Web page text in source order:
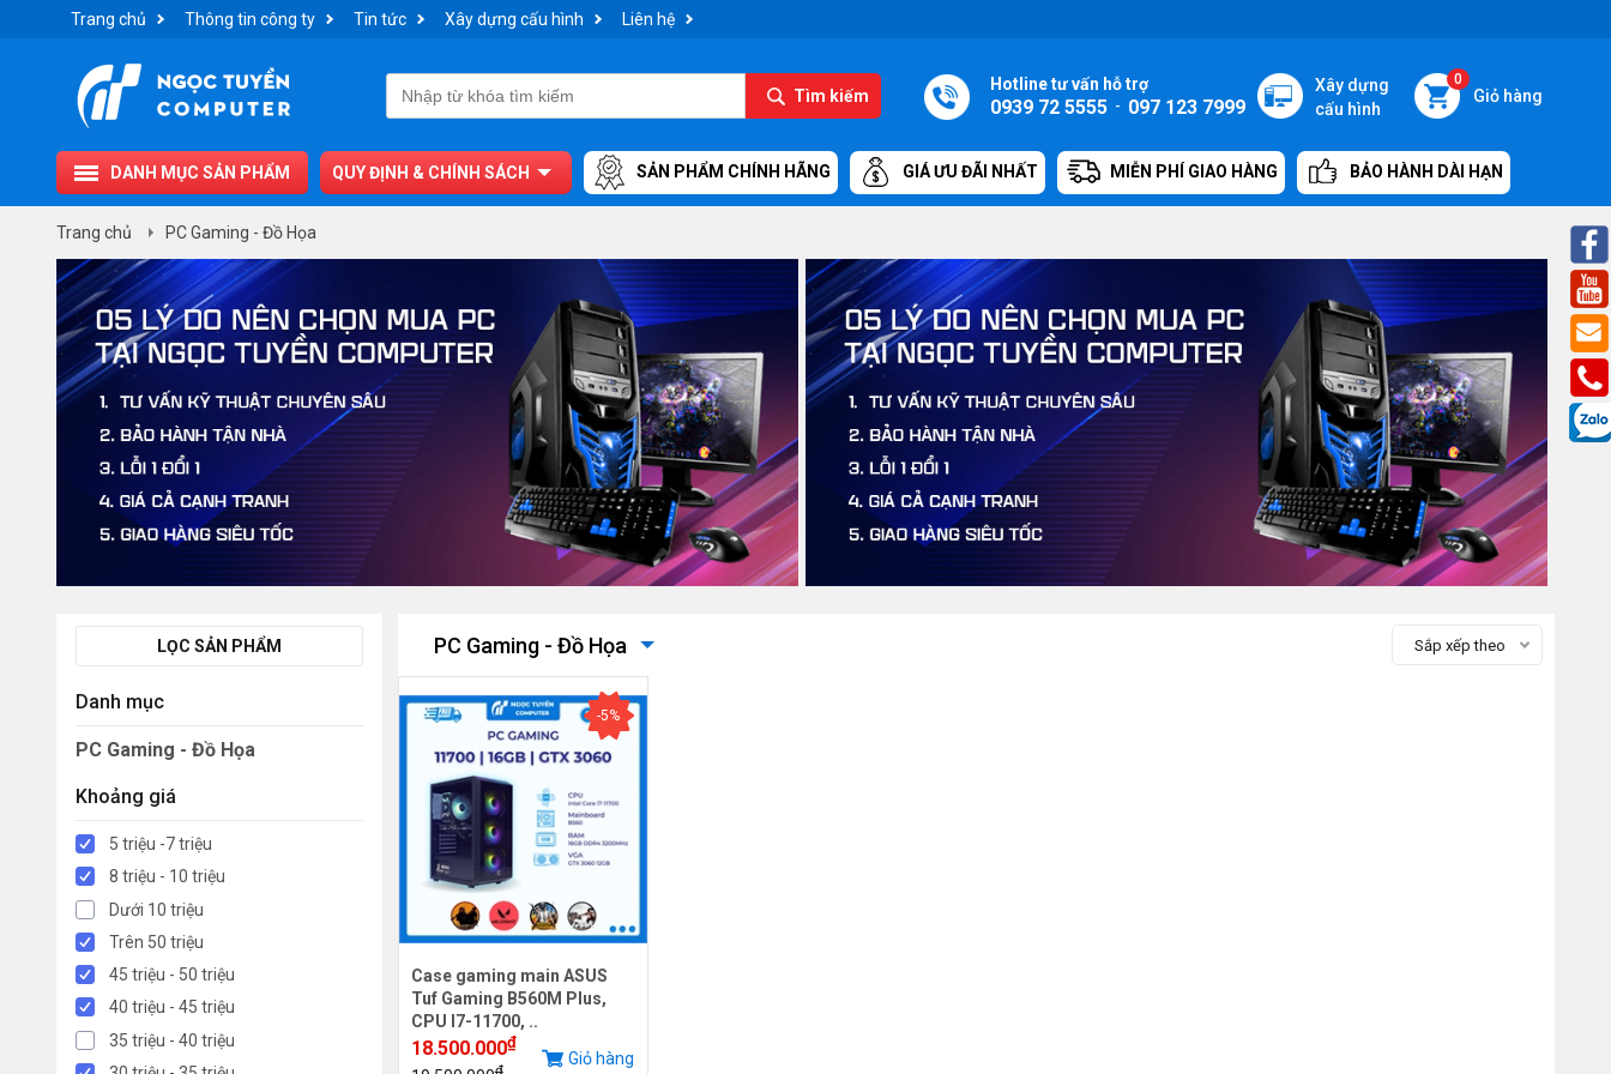
Trang chủ Thông tin công ty Tin tức Xây dựng cấu hình Liên hệ
Tìm kiếm
0
Giỏ hàng
Xây dựng
cấu hình
Hotline tư vấn hỗ trợ
0939 72 5555 - 097 123 7999
DANH MỤC SẢN PHẨM QUY ĐỊNH & CHÍNH SÁCH SẢN PHẨM CHÍNH HÃNG GIÁ ƯU ĐÃI NHẤT MIỄN PHÍ GIAO HÀNG BẢO HÀNH DÀI HẠN
Trang chủ PC Gaming - Đồ Họa
LỌC SẢN PHẨM
Danh mục
PC Gaming - Đồ Họa
Khoảng giá
5 triệu -7 triệu
8 triệu - 10 triệu
Dưới 10 triệu
Trên 50 triệu
45 triệu - 50 triệu
40 triệu - 45 triệu
35 triệu - 40 triệu
PC Gaming - Đồ Họa Sắp xếp theo
-5%
Case gaming main ASUS
Tuf Gaming B560M Plus,
CPU I7-11700, ..
18.500.000₫
₫
Giỏ hàng